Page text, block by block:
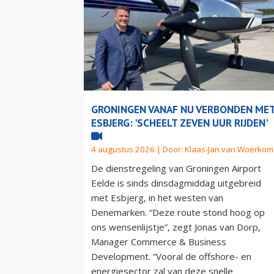
GRONINGEN VANAF NU VERBONDEN
ESBJERG: 'SCHEELT ZEVEN UUR RIJDEN'
4 augustus 2026 | Door: Klaas-Jan van Woerkom
De dienstregeling van Groningen Airport
Eelde is sinds dinsdagmiddag uitgebreid
met Esbjerg, in het westen van
Denemarken. “Deze route stond hoog op
ons wensenlijstje”, zegt Jonas van Dorp,
Manager Commerce & Business
Development. “Vooral de offshore- en
energiesector zal van deze snelle